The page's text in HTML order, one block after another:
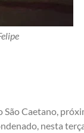
São Caetano,
nesta